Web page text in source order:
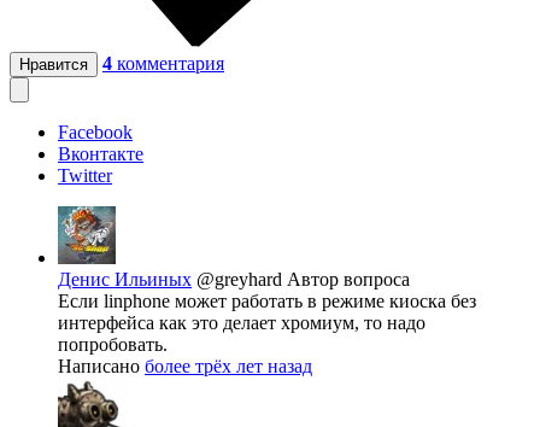
Нравится 4 комментария
Facebook
Вконтакте
Twitter
Денис Ильиных @greyhard Автор вопроса
Если linphone может работать в режиме киоска без
интерфейса как это делает хромиум, то надо
попробовать.
Написано более трёх лет назад